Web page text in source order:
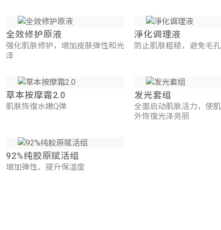
全效修护原液
强化肌肤修护，增加皮肤弹性和光
泽
淨化调理液
防止肌肤粗糙，避免毛
草本按摩霜2.0
肌肤恢復水嫩Q弹
发光套组
全面启动肌肤活力，使
外恢復光泽亮丽
92%纯胶原赋活组
增加弹性、提升保湿度